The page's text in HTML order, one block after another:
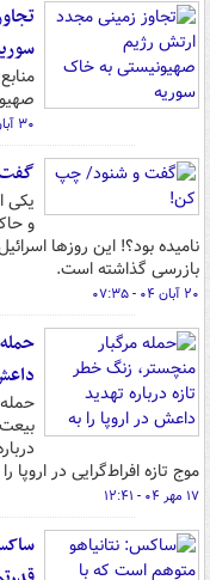
۳۰ آبان ۰۴ - ۲۱:۰۸
یکی
و
نامیده بود؟! این روزها
بازرسی گذاشته است.
۲۰ آبان ۰۴ - ۰۷:۳۵
موج تازه افراط‌گرایی در اروپا
۱۷ مهر ۰۴ - ۱۲:۴۱